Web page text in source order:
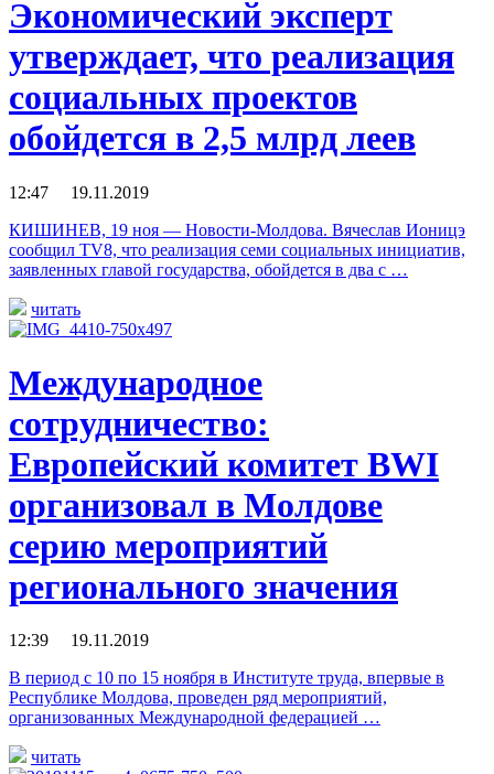
Экономический эксперт
утверждает, что реализация
социальных проектов
обойдется в 2,5 млрд леев
12:47 19.11.2019
КИШИНЕВ, 19 ноя — Новости-Молдова. Вячеслав Ионицэ
сообщил TV8, что реализация семи социальных инициатив,
заявленных главой государства, обойдется в два с …
читать
Международное
сотрудничество:
Европейский комитет BWI
организовал в Молдове
серию мероприятий
регионального значения
12:39 19.11.2019
В период с 10 по 15 ноября в Институте труда, впервые в
Республике Молдова, проведен ряд мероприятий,
организованных Международной федерацией …
читать